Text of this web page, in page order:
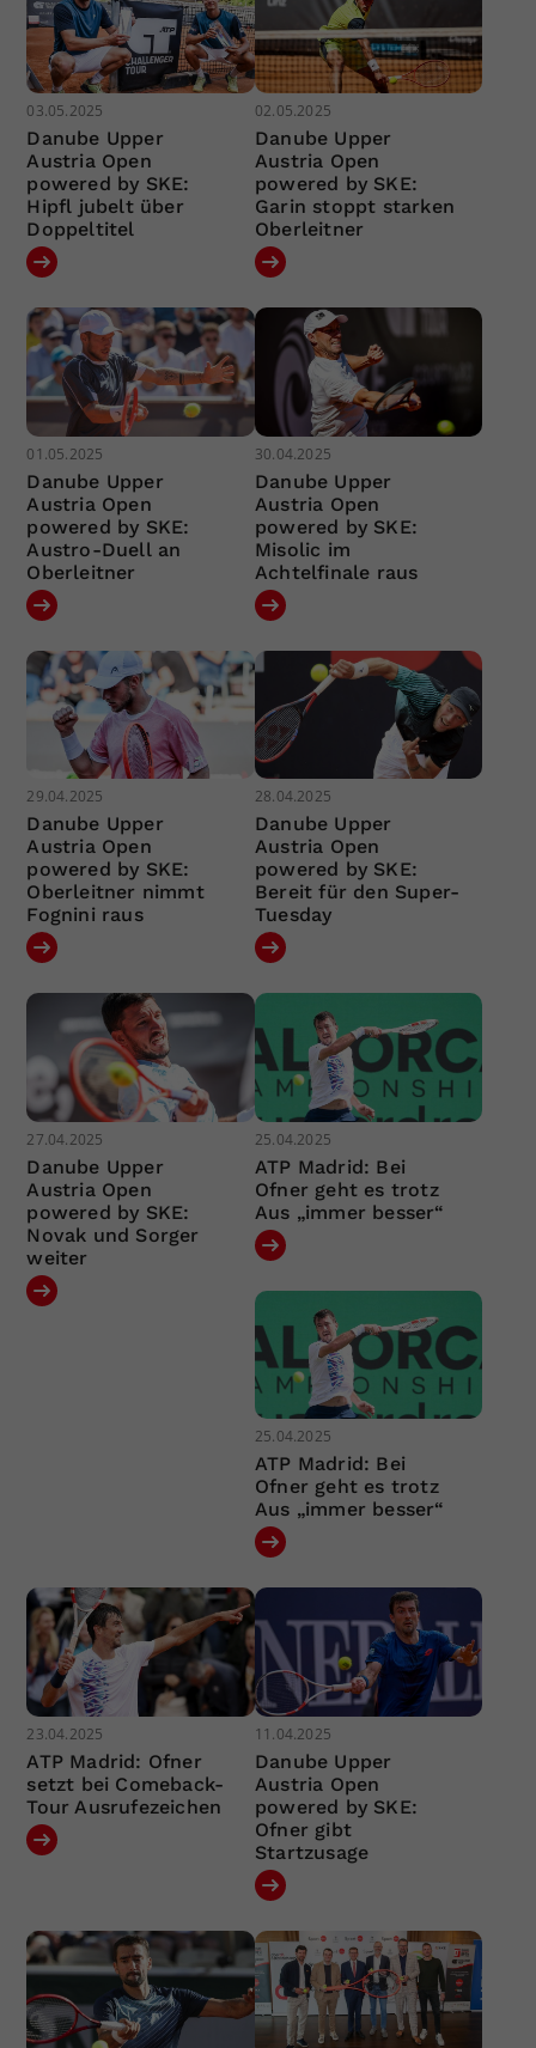
03.05.2025
Danube Upper
Austria Open
powered by SKE:
Hipfl jubelt über
Doppeltitel
02.05.2025
Danube Upper
Austria Open
powered by SKE:
Garin stoppt starken
Oberleitner
01.05.2025
Danube Upper
Austria Open
powered by SKE:
Austro-Duell an
Oberleitner
30.04.2025
Danube Upper
Austria Open
powered by SKE:
Misolic im
Achtelfinale raus
29.04.2025
Danube Upper
Austria Open
powered by SKE:
Oberleitner nimmt
Fognini raus
28.04.2025
Danube Upper
Austria Open
powered by SKE:
Bereit für den Super-
Tuesday
27.04.2025
Danube Upper
Austria Open
powered by SKE:
Novak und Sorger
weiter
25.04.2025
ATP Madrid: Bei
Ofner geht es trotz
Aus „immer besser“
25.04.2025
ATP Madrid: Bei
Ofner geht es trotz
Aus „immer besser“
23.04.2025
ATP Madrid: Ofner
setzt bei Comeback-
Tour Ausrufezeichen
11.04.2025
Danube Upper
Austria Open
powered by SKE:
Ofner gibt
Startzusage